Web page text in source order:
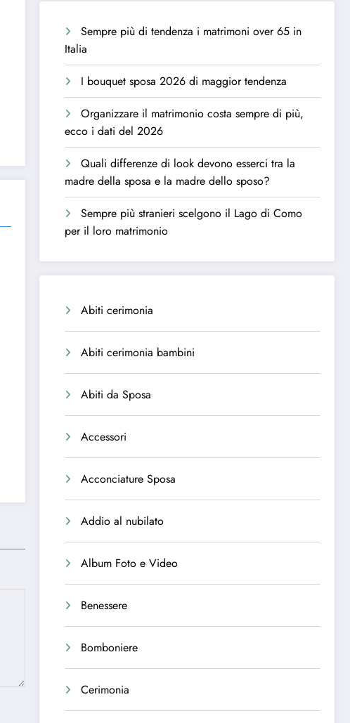
Sempre più di tendenza i matrimoni over 65 in
Italia
I bouquet sposa 2026 di maggior tendenza
Organizzare il matrimonio costa sempre di più,
ecco i dati del 2026
Quali differenze di look devono esserci tra la
madre della sposa e la madre dello sposo?
Sempre più stranieri scelgono il Lago di Como
per il loro matrimonio
Abiti cerimonia
Abiti cerimonia bambini
Abiti da Sposa
Accessori
Acconciature Sposa
Addio al nubilato
Album Foto e Video
Benessere
Bomboniere
Cerimonia